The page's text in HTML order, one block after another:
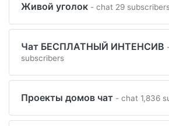
Живой уголок - chat 29
Чат БЕСПЛАТНЫЙ ИНТЕНСИВ
subscribers
Проекты домов чат - chat 1,836